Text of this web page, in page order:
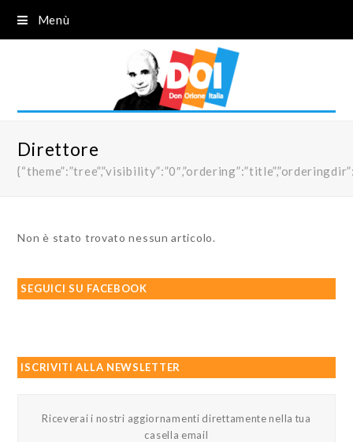
Menù
Direttore
Non è stato trovato nessun articolo.
SEGUICI SU FACEBOOK
ISCRIVITI ALLA NEWSLETTER
Riceverai i nostri aggiornamenti direttamente nella tua
casella email